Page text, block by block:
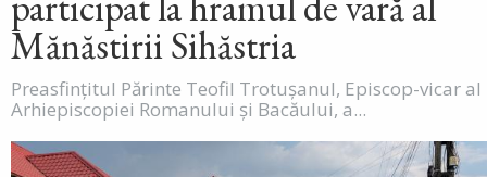
Mănăstirii Sihăstria
Preasfințitul Părinte Teofil Trotușanul, Episcop-vicar al
Arhiepiscopiei Romanului și Bacăului, a...